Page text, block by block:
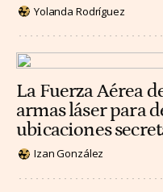
Yolanda Rodríguez
La Fuerza Aérea
armas láser para
ubicaciones
Izan González